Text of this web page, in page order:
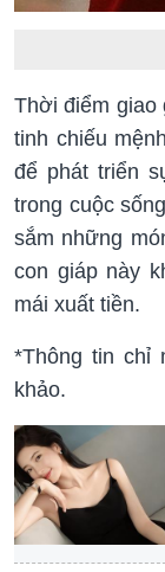
Thời điểm
tinh chiếu
để phát triển
trong cuộc
sắm những
con giáp này
mái xuất tiền.
*Thông tin chỉ
khảo.